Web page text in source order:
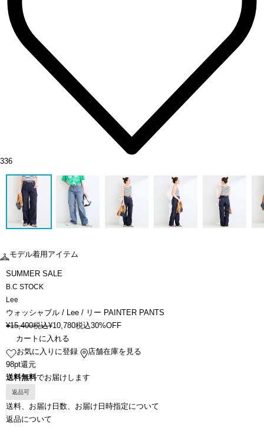
336
モデル着用アイテム
SUMMER SALE
B.C STOCK
Lee
ウォッシャブル / Lee / リー PAINTER PANTS
¥15,400税込¥10,780税込30%OFF
カートに入れる
お気に入りに登録
店舗在庫を見る
98pt還元
送料無料でお届けします
返品可
送料、お届け日数、お届け日時指定について
返品について